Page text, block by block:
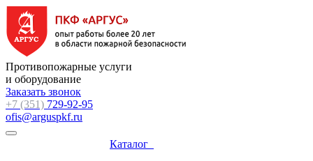
Противопожарные услуги
и оборудование
Заказать звонок
+7 (351) 729-92-95
ofis@arguspkf.ru
Каталог